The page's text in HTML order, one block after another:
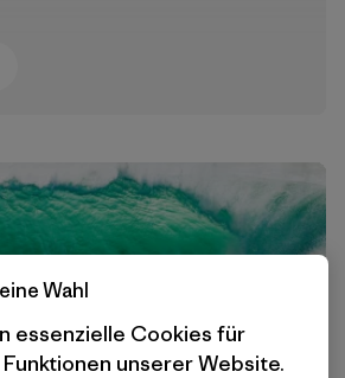
Wahl
essenzielle Cookies für
unserer Website.